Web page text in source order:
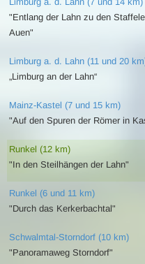
"Entlang der Lahn zu den
Auen"
Limburg a. d. Lahn (11 und 20
„Limburg an der Lahn“
Mainz-Kastel (7 und 15 km)
"Auf den Spuren der Römer in
Runkel (12 km)
"In den Steilhängen der Lahn"
Runkel (6 und 11 km)
"Durch das Kerkerbachtal"
Schwalmtal-Storndorf (10 km)
"Panoramaweg Storndorf"